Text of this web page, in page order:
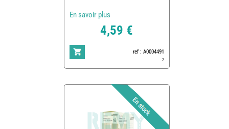
En savoir plus
4,59 €
ref : A0004491
2